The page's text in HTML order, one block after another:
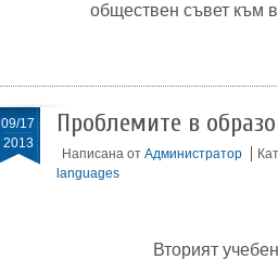
обществен съвет към
09/17
2013
Проблемите в
Написана от Администратор
languages
Вторият